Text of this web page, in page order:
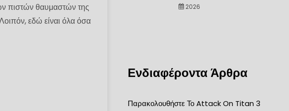
πιστών θαυμαστών της
εδώ είναι όλα όσα
2026
Ενδιαφέροντα Άρθρα
Παρακολουθήστε Το Attack On Titan 3